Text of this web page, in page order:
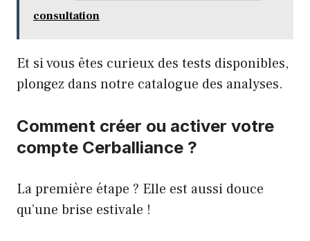
consultation
Et si vous êtes curieux des tests disponibles,
plongez dans notre catalogue des analyses.
Comment créer ou activer votre
compte Cerballiance ?
La première étape ? Elle est aussi douce
qu’une brise estivale !